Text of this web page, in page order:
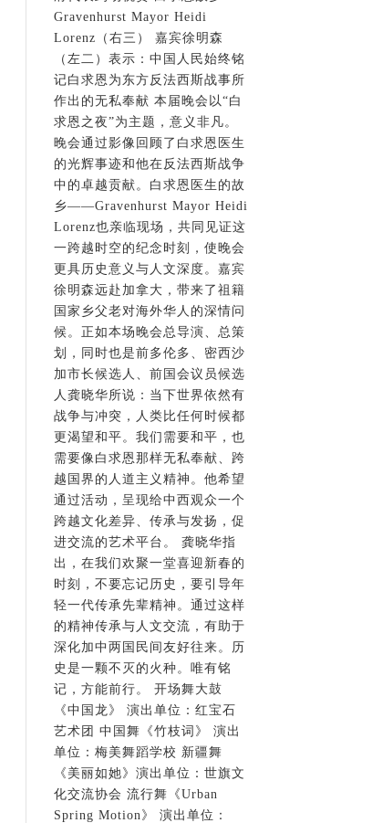
Gravenhurst Mayor Heidi
Lorenz（右三） 嘉宾徐明森
（左二）表示：中国人民始终铭
记白求恩为东方反法西斯战事所
作出的无私奉献 本届晚会以“白
求恩之夜”为主题，意义非凡。
晚会通过影像回顾了白求恩医生
的光辉事迹和他在反法西斯战争
中的卓越贡献。白求恩医生的故
乡——Gravenhurst Mayor Heidi
Lorenz也亲临现场，共同见证这
一跨越时空的纪念时刻，使晚会
更具历史意义与人文深度。嘉宾
徐明森远赴加拿大，带来了祖籍
国家乡父老对海外华人的深情问
候。正如本场晚会总导演、总策
划，同时也是前多伦多、密西沙
加市长候选人、前国会议员候选
人龚晓华所说：当下世界依然有
战争与冲突，人类比任何时候都
更渴望和平。我们需要和平，也
需要像白求恩那样无私奉献、跨
越国界的人道主义精神。他希望
通过活动，呈现给中西观众一个
跨越文化差异、传承与发扬，促
进交流的艺术平台。 龚晓华指
出，在我们欢聚一堂喜迎新春的
时刻，不要忘记历史，要引导年
轻一代传承先辈精神。通过这样
的精神传承与人文交流，有助于
深化加中两国民间友好往来。历
史是一颗不灭的火种。唯有铭
记，方能前行。 开场舞大鼓
《中国龙》 演出单位：红宝石
艺术团 中国舞《竹枝词》 演出
单位：梅美舞蹈学校 新疆舞
《美丽如她》演出单位：世旗文
化交流协会 流行舞《Urban
Spring Motion》 演出单位：